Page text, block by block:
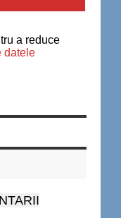
a reduce
datele